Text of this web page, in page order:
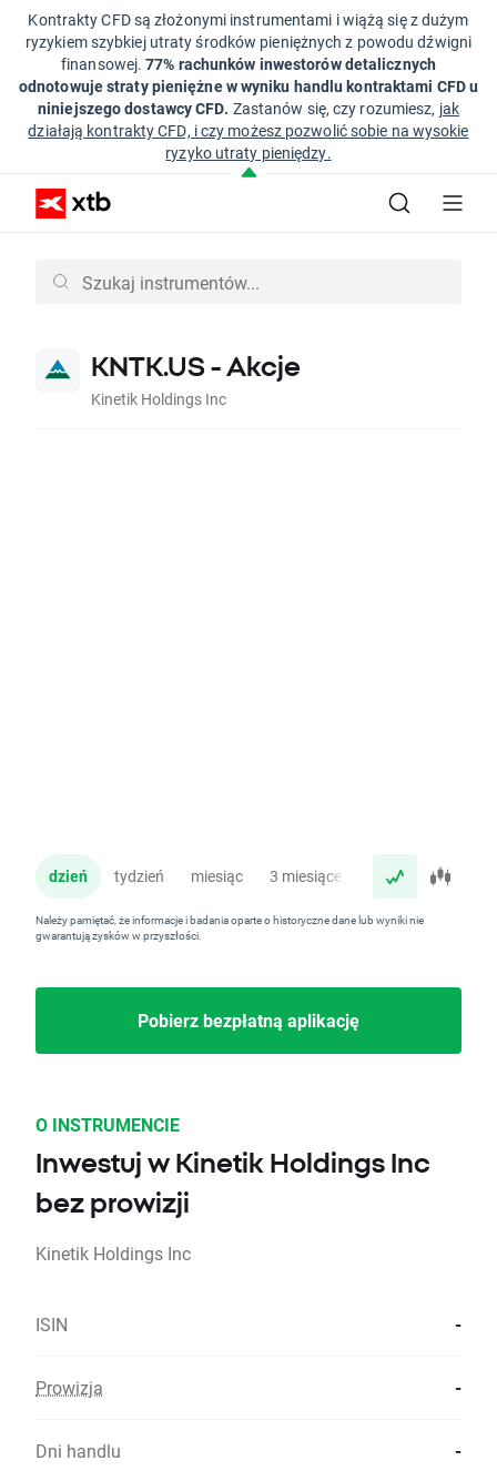
Kontrakty CFD są złożonymi instrumentami i wiążą się z dużym
ryzykiem szybkiej utraty środków pieniężnych z powodu dźwigni
finansowej.77% rachunków inwestorów detalicznych
odnotowuje straty pieniężne w wyniku handlu kontraktami CFD u
niniejszego dostawcy CFD. Zastanów się, czy rozumiesz, jak
działają kontrakty CFD, i czy możesz pozwolić sobie na wysokie
ryzyko utraty pieniędzy.
KNTK.US - Akcje
Kinetik Holdings Inc
dzień tydzień miesiąc 3 miesiące rok
Należy pamiętać, że informacje i badania oparte o historyczne dane lub wyniki nie
gwarantują zysków w przyszłości.
Pobierz bezpłatną aplikację
O INSTRUMENCIE
Inwestuj w Kinetik Holdings Inc
bez prowizji
Kinetik Holdings Inc
ISIN -
Prowizja -
Dni handlu -